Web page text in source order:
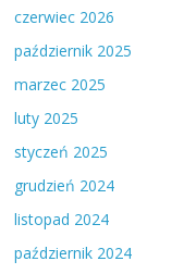
czerwiec 2026
październik 2025
marzec 2025
luty 2025
styczeń 2025
grudzień 2024
listopad 2024
październik 2024